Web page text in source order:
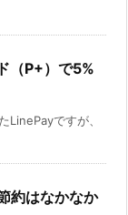
（P+）で5%
LinePayですが、
約はなかなか